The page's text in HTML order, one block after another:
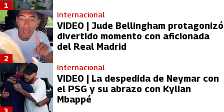
1
Internacional
VIDEO | Jude Bellingham protagonizó
divertido momento con aficionada
del Real Madrid
2
Internacional
VIDEO | La despedida de Neymar con
el PSG y su abrazo con Kylian
Mbappé